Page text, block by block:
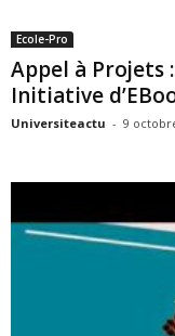
Ecole-Pro
Appel à Projets
Initiative
Universiteactu - 9